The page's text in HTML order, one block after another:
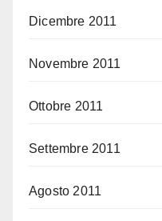
Dicembre 2011
Novembre 2011
Ottobre 2011
Settembre 2011
Agosto 2011